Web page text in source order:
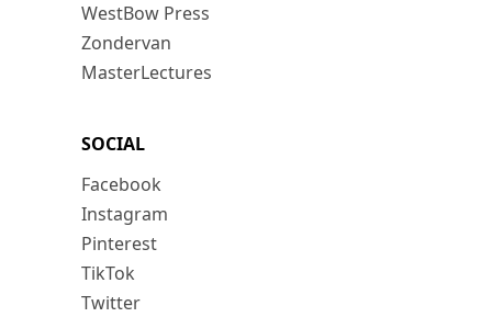
WestBow Press
Zondervan
MasterLectures
SOCIAL
Facebook
Instagram
Pinterest
TikTok
Twitter